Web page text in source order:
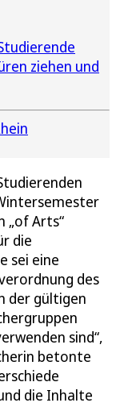
ziehen und
„of Arts“
die
sei eine
des
der gültigen
sind“,
betonte
die Inhalte